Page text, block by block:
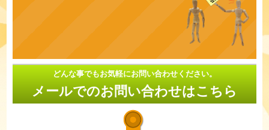
どんな事でもお気軽にお問い合わせください。
メールでのお問い合わせはこちら